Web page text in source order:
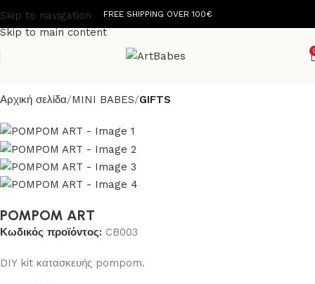
Skip to navigation
Skip to main content
FREE SHIPPING OVER 100€
Αρχική σελίδα MINI BABES GIFTS
POMPOM ART
Κωδικός προϊόντος: CB003
DIY kit κατασκευής pompom.